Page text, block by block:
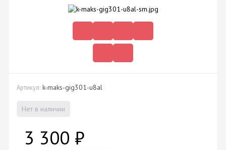
Артикул: k-maks-gig301-u8al
Нет в наличии
3 300 ₽